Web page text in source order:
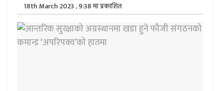
18th March 2023 , 9:38 मा प्रकाशित